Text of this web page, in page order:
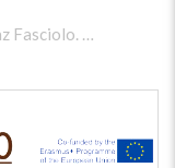
Fasciolo. …